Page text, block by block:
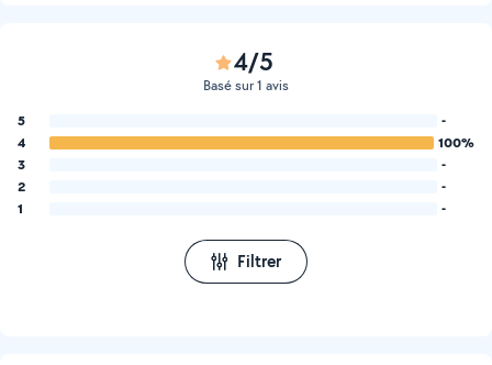
4/5
Basé sur 1 avis
5
-
4
100%
3
-
2
-
1
-
Filtrer